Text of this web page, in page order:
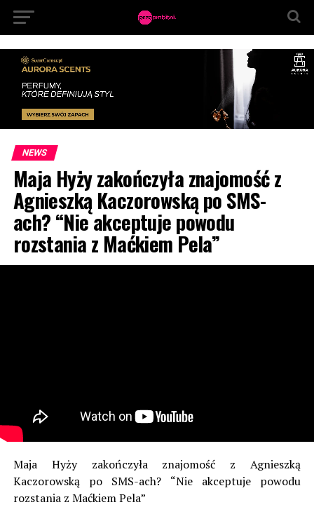
NEWS
Maja Hyży zakończyła znajomość z
Agnieszką Kaczorowską po SMS-
ach? “Nie akceptuje powodu
rozstania z Maćkiem Pela”
Maja Hyży zakończyła znajomość z Agnieszką
Kaczorowską po SMS-ach? “Nie akceptuje powodu
rozstania z Maćkiem Pela”